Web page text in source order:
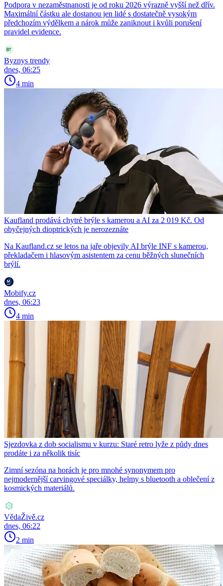
Podpora v nezaměstnanosti je od roku 2026 výrazně vyšší než dřív.
Maximální částku ale dostanou jen lidé s dostatečně vysokým
předchozím výdělkem a nárok může zaniknout i kvůli porušení
pravidel evidence.
Byznys trendy
dnes, 06:25
4 min
Kaufland prodává chytré brýle s kamerou a AI za 2 019 Kč. Od
obyčejných dioptrických je nerozeznáte
Na Kaufland.cz se letos na jaře objevily AI brýle INF s kamerou,
překladačem i hlasovým asistentem za cenu běžných slunečních
brýlí.
Mobify.cz
dnes, 06:23
4 min
Sjezdovka z dob socialismu v kurzu: Staré retro lyže z půdy dnes
prodáte i za několik tisíc
Zimní sezóna na horách je pro mnohé synonymem pro
nejmodernější carvingové speciálky, helmy s bluetooth a oblečení z
kosmických materiálů.
VědaŽivě.cz
dnes, 06:22
2 min